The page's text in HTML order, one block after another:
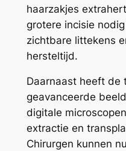
haarzakjes
grotere incisie
zichtbare littekens
hersteltijd.
Daarnaast heeft de
geavanceerde
digitale
extractie en
Chirurgen kunnen